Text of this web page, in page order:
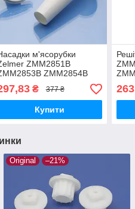
м'ясорубки
ZMM2851B
ZMM2854B
ZMM4045B
кеббе та
₴ 377 ₴
Купити
Original –21%